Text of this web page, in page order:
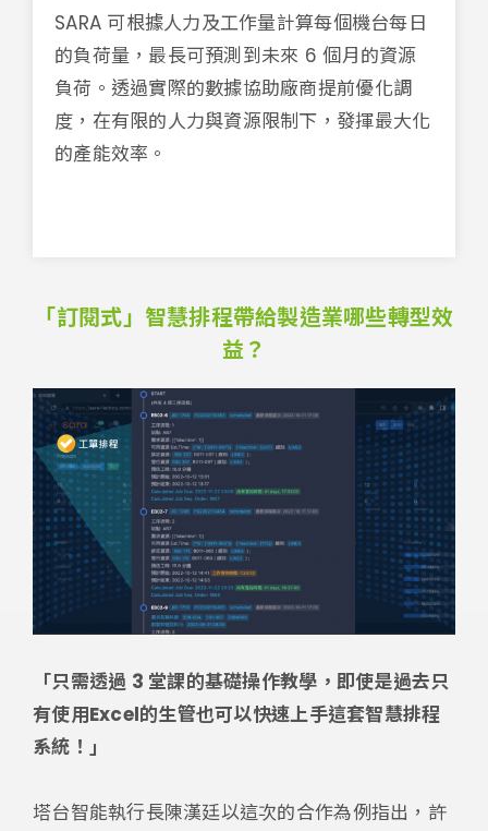
SARA 可根據人力及工作量計算每個機台每日
的負荷量，最長可預測到未來 6 個月的資源
負荷。透過實際的數據協助廠商提前優化調
度，在有限的人力與資源限制下，發揮最大化
的產能效率。
「訂閱式」智慧排程帶給製造業哪些轉型效
益？
「只需透過 3 堂課的基礎操作教學，即使是過去只
有使用Excel的生管也可以快速上手這套智慧排程
系統！」
塔台智能執行長陳漢廷以這次的合作為例指出，許